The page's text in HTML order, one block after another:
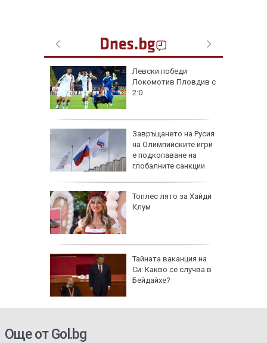
Левски победи
Локомотив Пловдив с
2:0
Завръщането на Русия
на Олимпийските игри
е подкопаване на
глобалните санкции
Топлес лято за Хайди
Клум
Тайната ваканция на
Си: Какво се случва в
Бейдайхе?
Още от Gol.bg